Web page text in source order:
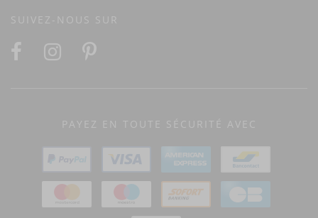
SUIVEZ-NOUS SUR
PAYEZ EN TOUTE SÉCURITÉ AVEC